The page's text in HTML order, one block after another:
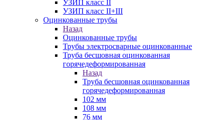
УЗИП класс II
УЗИП класс II+III
Оцинкованные трубы
Назад
Оцинкованные трубы
Трубы электросварные оцинкованные
Труба бесшовная оцинкованная
горячедеформированная
Назад
Труба бесшовная оцинкованная
горячедеформированная
102 мм
108 мм
76 мм